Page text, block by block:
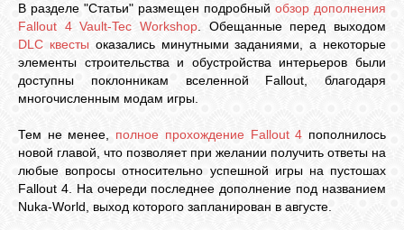
В разделе "Статьи" размещен подробный обзор дополнения
Fallout 4 Vault-Tec Workshop . Обещанные перед выходом
DLC квесты оказались минутными заданиями, а некоторые
элементы строительства и обустройства интерьеров были
доступны поклонникам вселенной Fallout, благодаря
многочисленным модам игры.
Тем не менее, полное прохождение Fallout 4 пополнилось
новой главой, что позволяет при желании получить ответы на
любые вопросы относительно успешной игры на пустошах
Fallout 4. На очереди последнее дополнение под названием
Nuka-World, выход которого запланирован в августе.